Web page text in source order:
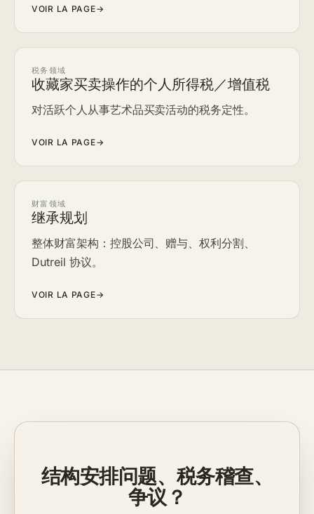
VOIR LA PAGE→
税务领域
收藏家买卖操作的个人所得税／增值税
对活跃个人从事艺术品买卖活动的税务定性。
VOIR LA PAGE→
财富领域
继承规划
整体财富架构：控股公司、赠与、权利分割、
Dutreil 协议。
VOIR LA PAGE→
结构安排问题、税务稽查、
争议？